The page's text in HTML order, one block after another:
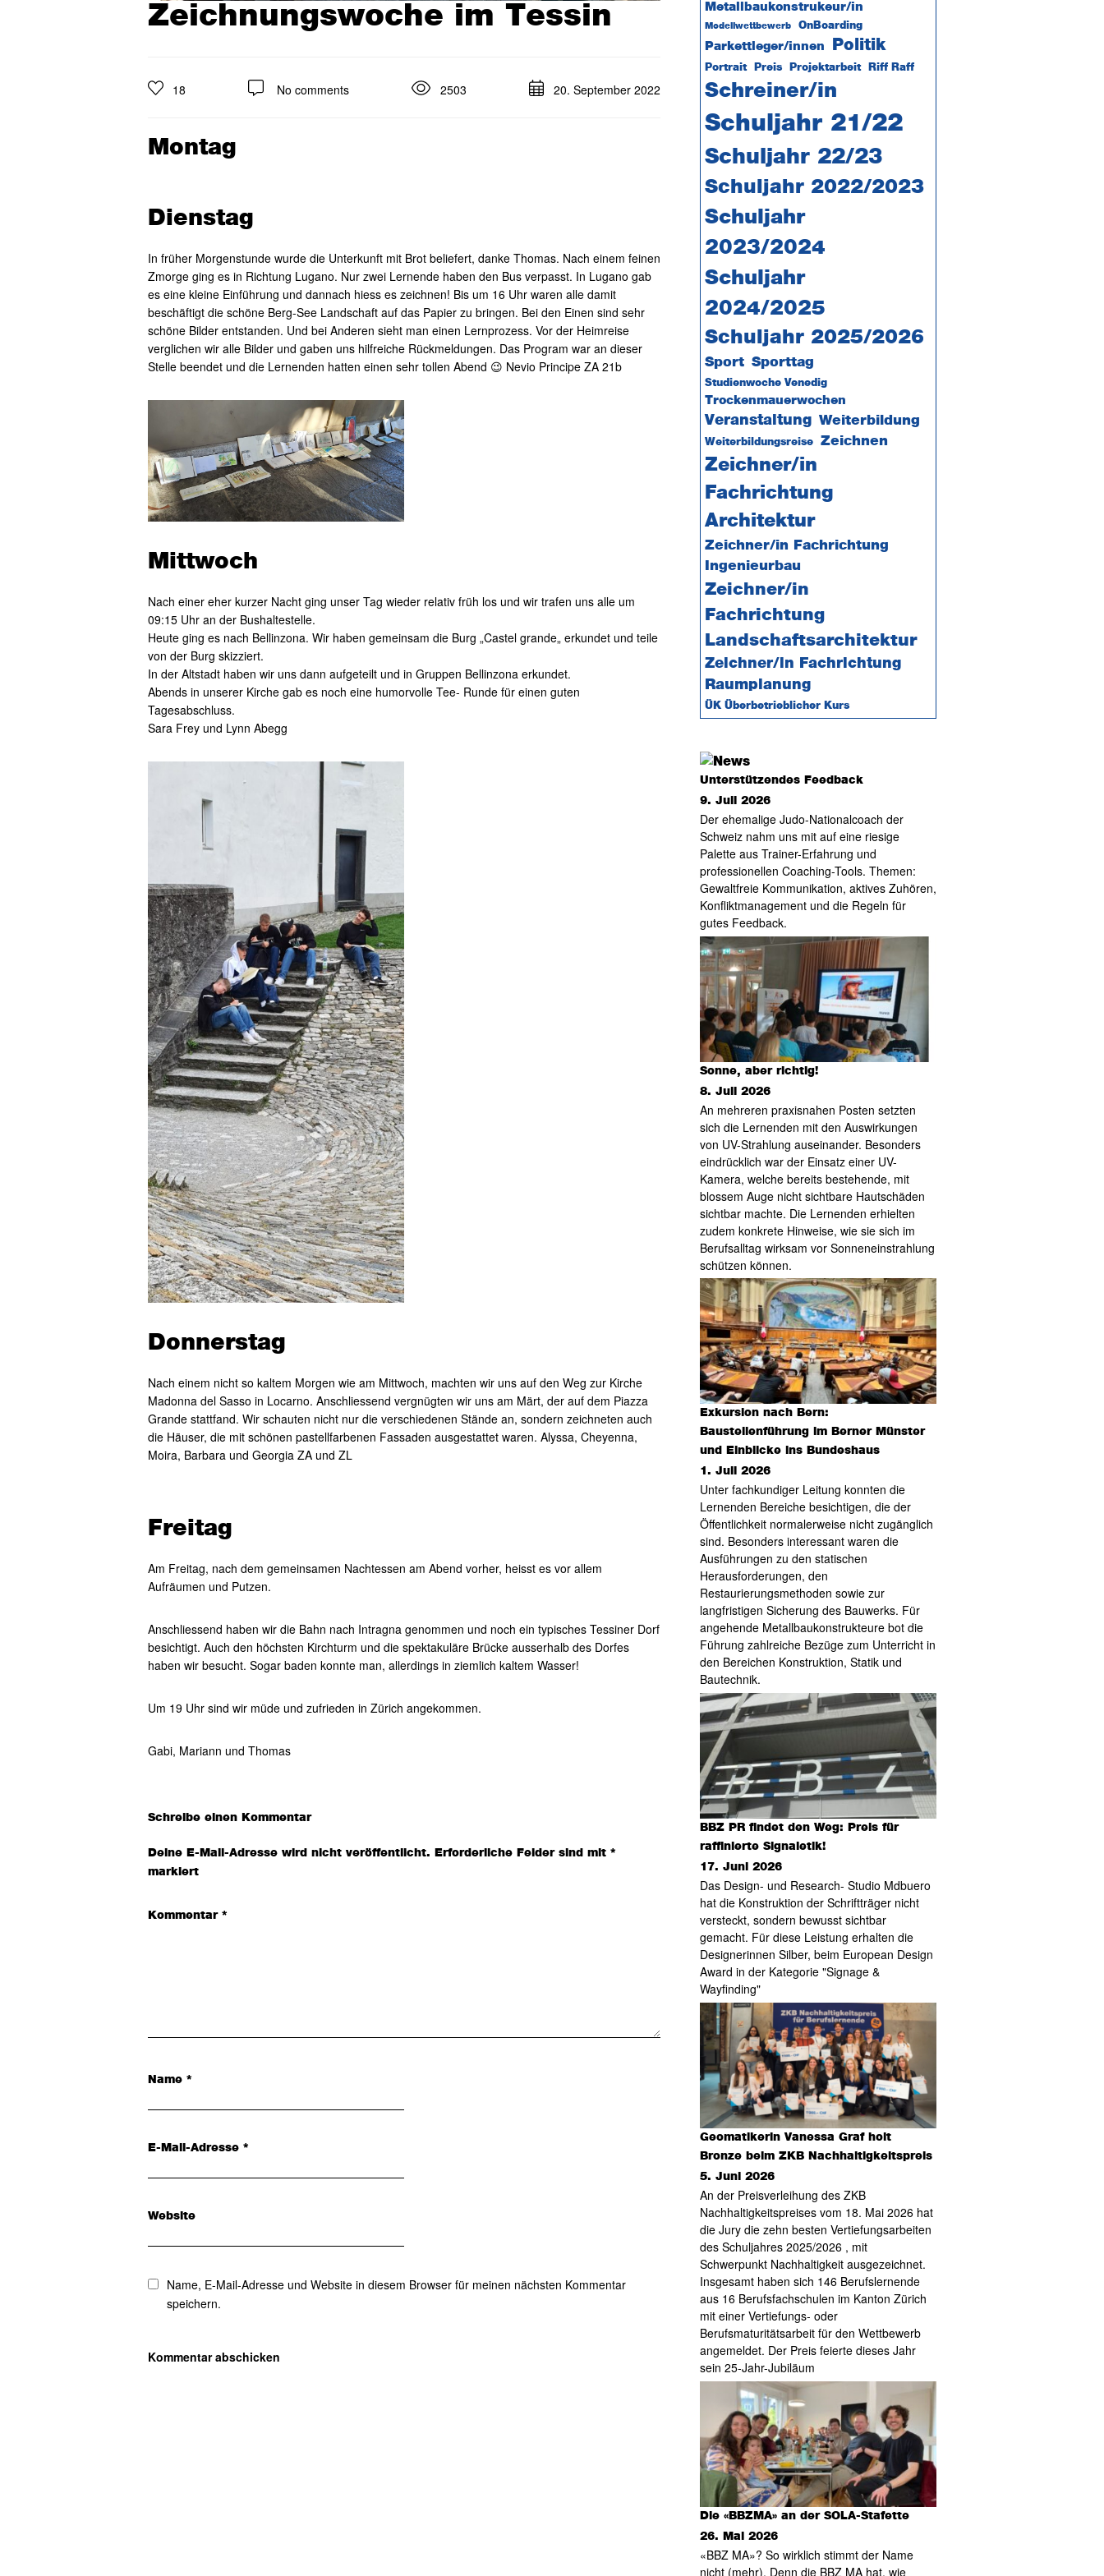
Zeichnungswoche im Tessin
18 No comments 2503 20. September 2022
Montag
Dienstag
In früher Morgenstunde wurde die Unterkunft mit Brot beliefert, danke Thomas. Nach einem feinen
Zmorge ging es in Richtung Lugano. Nur zwei Lernende haben den Bus verpasst. In Lugano gab
es eine kleine Einführung und dannach hiess es zeichnen! Bis um 16 Uhr waren alle damit
beschäftigt die schöne Berg-See Landschaft auf das Papier zu bringen. Bei den Einen sind sehr
schöne Bilder entstanden. Und bei Anderen sieht man einen Lernprozess. Vor der Heimreise
verglichen wir alle Bilder und gaben uns hilfreiche Rückmeldungen. Das Program war an dieser
Stelle beendet und die Lernenden hatten einen sehr tollen Abend 😉 Nevio Principe ZA 21b
Mittwoch
Nach einer eher kurzer Nacht ging unser Tag wieder relativ früh los und wir trafen uns alle um
09:15 Uhr an der Bushaltestelle.
Heute ging es nach Bellinzona. Wir haben gemeinsam die Burg „Castel grande„ erkundet und teile
von der Burg skizziert.
In der Altstadt haben wir uns dann aufgeteilt und in Gruppen Bellinzona erkundet.
Abends in unserer Kirche gab es noch eine humorvolle Tee- Runde für einen guten
Tagesabschluss.
Sara Frey und Lynn Abegg
Donnerstag
Nach einem nicht so kaltem Morgen wie am Mittwoch, machten wir uns auf den Weg zur Kirche
Madonna del Sasso in Locarno. Anschliessend vergnügten wir uns am Märt, der auf dem Piazza
Grande stattfand. Wir schauten nicht nur die verschiedenen Stände an, sondern zeichneten auch
die Häuser, die mit schönen pastellfarbenen Fassaden ausgestattet waren. Alyssa, Cheyenna,
Moira, Barbara und Georgia ZA und ZL
Freitag
Am Freitag, nach dem gemeinsamen Nachtessen am Abend vorher, heisst es vor allem
Aufräumen und Putzen.
Anschliessend haben wir die Bahn nach Intragna genommen und noch ein typisches Tessiner Dorf
besichtigt. Auch den höchsten Kirchturm und die spektakuläre Brücke ausserhalb des Dorfes
haben wir besucht. Sogar baden konnte man, allerdings in ziemlich kaltem Wasser!
Um 19 Uhr sind wir müde und zufrieden in Zürich angekommen.
Gabi, Mariann und Thomas
Leser-
Interaktionen
Schreibe einen Kommentar
Deine E-Mail-Adresse wird nicht veröffentlicht. Erforderliche Felder sind mit *
markiert
Kommentar *
Name *
E-Mail-Adresse *
Website
Name, E-Mail-Adresse und Website in diesem Browser für meinen nächsten Kommentar
speichern.
Metallbaukonstrukeur/in
Modellwettbewerb OnBoarding
Parkettleger/innen Politik
Portrait Preis Projektarbeit Riff Raff
Schreiner/in
Schuljahr 21/22
Schuljahr 22/23
Schuljahr 2022/2023
Schuljahr
2023/2024
Schuljahr
2024/2025
Schuljahr 2025/2026
Sport Sporttag
Studienwoche Venedig
Trockenmauerwochen
Veranstaltung Weiterbildung
Weiterbildungsreise Zeichnen
Zeichner/in
Fachrichtung
Architektur
Zeichner/in Fachrichtung
Ingenieurbau
Zeichner/in
Fachrichtung
Landschaftsarchitektur
Zeichner/in Fachrichtung
Raumplanung
ÜK Überbetrieblicher Kurs
Unterstützendes Feedback
9. Juli 2026
Der ehemalige Judo-Nationalcoach der
Schweiz nahm uns mit auf eine riesige
Palette aus Trainer-Erfahrung und
professionellen Coaching-Tools. Themen:
Gewaltfreie Kommunikation, aktives Zuhören,
Konfliktmanagement und die Regeln für
gutes Feedback.
Sonne, aber richtig!
8. Juli 2026
An mehreren praxisnahen Posten setzten
sich die Lernenden mit den Auswirkungen
von UV-Strahlung auseinander. Besonders
eindrücklich war der Einsatz einer UV-
Kamera, welche bereits bestehende, mit
blossem Auge nicht sichtbare Hautschäden
sichtbar machte. Die Lernenden erhielten
zudem konkrete Hinweise, wie sie sich im
Berufsalltag wirksam vor Sonneneinstrahlung
schützen können.
Exkursion nach Bern:
Baustellenführung im Berner Münster
und Einblicke ins Bundeshaus
1. Juli 2026
Unter fachkundiger Leitung konnten die
Lernenden Bereiche besichtigen, die der
Öffentlichkeit normalerweise nicht zugänglich
sind. Besonders interessant waren die
Ausführungen zu den statischen
Herausforderungen, den
Restaurierungsmethoden sowie zur
langfristigen Sicherung des Bauwerks. Für
angehende Metallbaukonstrukteure bot die
Führung zahlreiche Bezüge zum Unterricht in
den Bereichen Konstruktion, Statik und
Bautechnik.
BBZ PR findet den Weg: Preis für
raffinierte Signaletik!
17. Juni 2026
Das Design- und Research- Studio Mdbuero
hat die Konstruktion der Schriftträger nicht
versteckt, sondern bewusst sichtbar
gemacht. Für diese Leistung erhalten die
Designerinnen Silber, beim European Design
Award in der Kategorie "Signage &
Wayfinding"
Geomatikerin Vanessa Graf holt
Bronze beim ZKB Nachhaltigkeitspreis
5. Juni 2026
An der Preisverleihung des ZKB
Nachhaltigkeitspreises vom 18. Mai 2026 hat
die Jury die zehn besten Vertiefungsarbeiten
des Schuljahres 2025/2026 , mit
Schwerpunkt Nachhaltigkeit ausgezeichnet.
Insgesamt haben sich 146 Berufslernende
aus 16 Berufsfachschulen im Kanton Zürich
mit einer Vertiefungs- oder
Berufsmaturitätsarbeit für den Wettbewerb
angemeldet. Der Preis feierte dieses Jahr
sein 25-Jahr-Jubiläum
Die «BBZMA» an der SOLA-Stafette
26. Mai 2026
«BBZ MA»? So wirklich stimmt der Name
nicht (mehr). Denn die BBZ MA hat, wie